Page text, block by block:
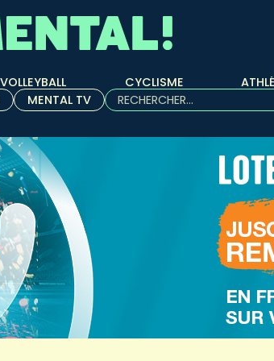
VOLLEYBALL CYCLISME
MENTAL TV
Rechercher :